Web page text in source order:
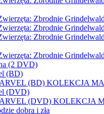
Zbrodnie
Zbrodnie
Zbrodnie
Zbrodnie
(2 DVD)
(BD)
(BD) KOLEKCJA
(DVD)
(DVD) KOLEKCJA
dobra i zła